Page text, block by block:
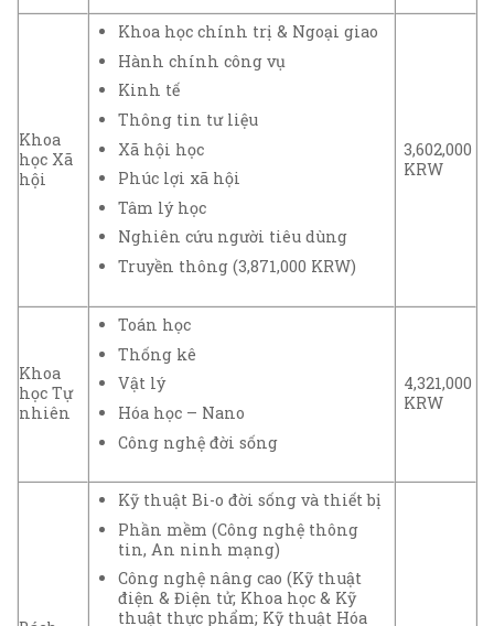
Khoa
học Xã
hội
Khoa học chính trị & Ngoại giao
Hành chính công vụ
Kinh tế
Thông tin tư liệu
Xã hội học
Phúc lợi xã hội
Tâm lý học
Nghiên cứu người tiêu dùng
Truyền thông (3,871,000 KRW)
3,602,000
KRW
Khoa
học Tự
nhiên
Toán học
Thống kê
Vật lý
Hóa học – Nano
Công nghệ đời sống
4,321,000
KRW
Kỹ thuật Bi-o đời sống và thiết bị
Phần mềm (Công nghệ thông
tin, An ninh mạng)
Công nghệ nâng cao (Kỹ thuật
điện & Điện tử; Khoa học & Kỹ
thuật thực phẩm; Kỹ thuật Hóa